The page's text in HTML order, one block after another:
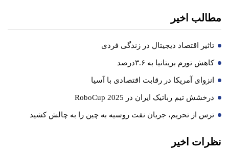
مطالب اخیر
تاثیر اقتصاد دیجیتال در زندگی فردی
کاهش تورم بریتانیا به ۳.۶درصد
انزوای آمریکا در رقابت اقتصادی با آسیا
درخشش تیم رباتیک ایران در RoboCup 2025
ترس از تحریم، جریان نفت روسیه به چین را به چالش کشید
نظرات اخیر